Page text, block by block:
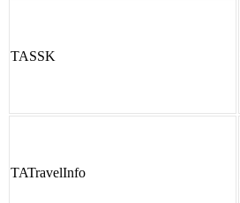
TASSK
TATravelInfo